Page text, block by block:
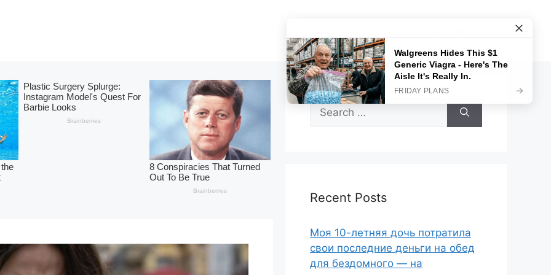
Search
for:
Recent Posts
Моя 10-летняя дочь потратила
свои последние деньги на обед
для бездомного — на